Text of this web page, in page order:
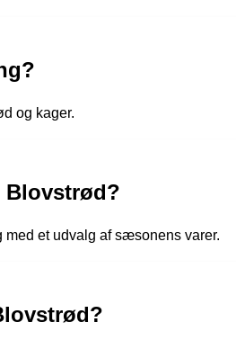
og kager.
Blovstrød?
med et udvalg af sæsonens varer.